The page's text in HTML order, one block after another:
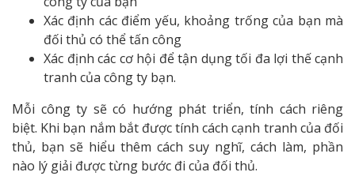
Xác định các điểm yếu, khoảng trống của bạn mà
đối thủ có thể tấn công
Xác định các cơ hội để tận dụng tối đa lợi thế cạnh
tranh của công ty bạn.
Mỗi công ty sẽ có hướng phát triển, tính cách riêng
biệt. Khi bạn nắm bắt được tính cách cạnh tranh của đối
thủ, bạn sẽ hiểu thêm cách suy nghĩ, cách làm, phần
nào lý giải được từng bước đi của đối thủ.